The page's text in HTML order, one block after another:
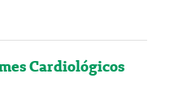
Cardiológicos